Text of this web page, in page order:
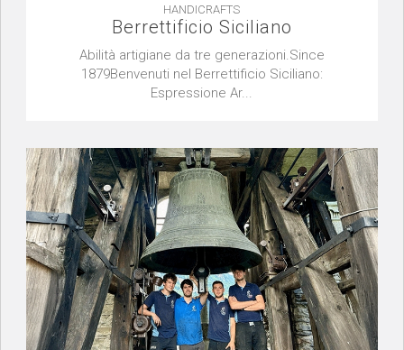
HANDICRAFTS
Berrettificio Siciliano
Abilità artigiane da tre generazioni.Since
1879Benvenuti nel Berrettificio Siciliano:
Espressione Ar...